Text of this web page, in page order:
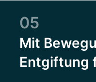
05
Mit
Entgiftung